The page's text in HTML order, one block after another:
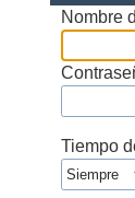
Nombre
Tiempo